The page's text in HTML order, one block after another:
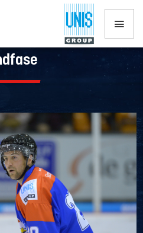
uit naar